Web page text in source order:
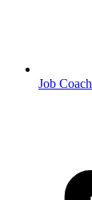
Job Coach